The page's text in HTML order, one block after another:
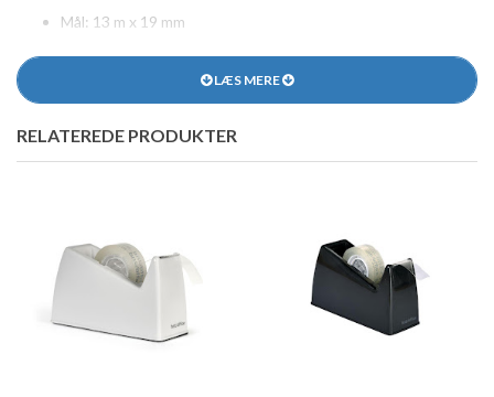
Mål: 13 m x 19 mm
Materiale: PP
LÆS MERE
RELATEREDE PRODUKTER